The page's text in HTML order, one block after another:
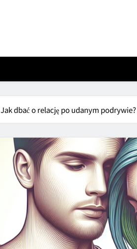
Jak dbać o relację po udanym podrywie?